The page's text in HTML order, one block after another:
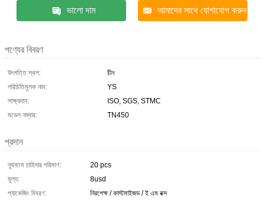
ভালো দাম আমাদের সাথে যোগাযোগ করুন
পণ্যের বিবরণ
উৎপত্তি স্থল:
চীন
পরিচিতিমুলক নাম:
YS
সাক্ষ্যদান:
ISO, SGS, STMC
মডেল নম্বার:
TN450
প্রদান
ন্যূনতম চাহিদার পরিমাণ:
20 pcs
মূল্য:
8usd
প্যাকেজিং বিবরণ:
নিরপেক্ষ / কাস্টমাইজড / ই এম বক্স